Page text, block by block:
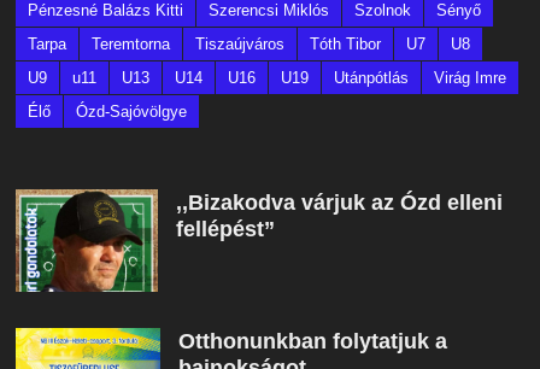
Pénzesné Balázs Kitti
Szerencsi Miklós Szolnok
Sényő
Tarpa
Teremtorna Tiszaújváros Tóth Tibor U7
U8
U9
u11 U13 U14 U16 U19 Utánpótlás
Virág Imre
Élő
Ózd-Sajóvölgye
,,Bizakodva várjuk az Ózd elleni
fellépést”
Otthonunkban folytatjuk a